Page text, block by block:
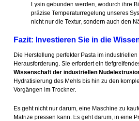
Lysin gebunden werden, wodurch ihre
präzise Temperaturregelung unseres
nicht nur die Textur, sondern auch den
Fazit: Investieren Sie in die
Die Herstellung perfekter Pasta im
Herausforderung. Sie erfordert ein
Wissenschaft der industriellen
Hydratisierung des Mehls bis hin zu den
Vorgängen im Trockner.
Es geht nicht nur darum, eine Maschine zu
Matrize pressen kann. Es geht darum, in eine